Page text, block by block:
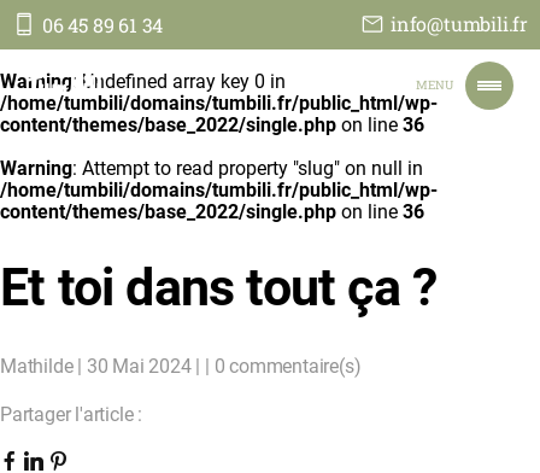
06 45 89 61 34 info@tumbili.fr
Tumbili MENU
ACCUEIL
NOS VOYAGES
TOUT SUR NOUS
JE PARS EN TANZANIE
FAIRE UN DON
Warning: Undefined array key 0 in
/home/tumbili/domains/tumbili.fr/public_html/wp-
content/themes/base_2022/single.php on line 36
Warning: Attempt to read property "slug" on null in
/home/tumbili/domains/tumbili.fr/public_html/wp-
content/themes/base_2022/single.php on line 36
Et toi dans tout ça ?
Mathilde | 30 Mai 2024 | | 0 commentaire(s)
Partager l'article :